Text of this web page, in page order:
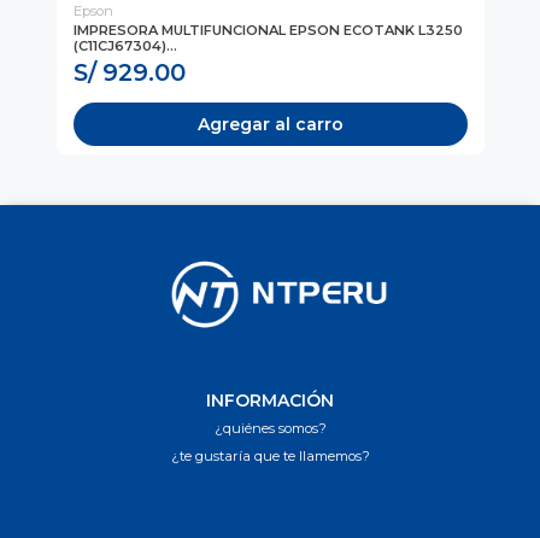
Epson
IMPRESORA MULTIFUNCIONAL EPSON ECOTANK L3250
(C11CJ67304)...
S/ 929.00
Agregar al carro
INFORMACIÓN
¿quiénes somos?
¿te gustaría que te llamemos?